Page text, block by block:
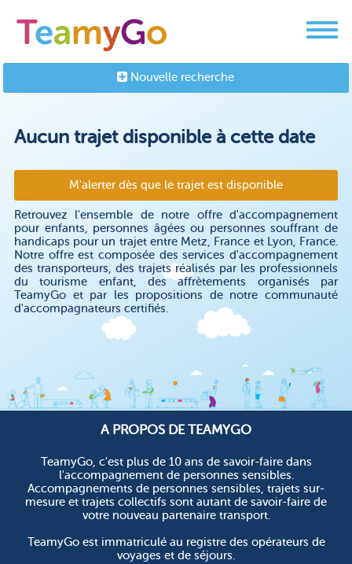
Nouvelle recherche
Aucun trajet disponible à cette date
M'alerter dès que le trajet est disponible
Retrouvez l'ensemble de notre offre d'accompagnement
pour enfants, personnes âgées ou personnes souffrant de
handicaps pour un trajet entre Metz, France et Lyon, France.
Notre offre est composée des services d'accompagnement
des transporteurs, des trajets réalisés par les professionnels
du tourisme enfant, des affrètements organisés par
TeamyGo et par les propositions de notre communauté
d'accompagnateurs certifiés.
A PROPOS DE TEAMYGO
TeamyGo, c'est plus de 10 ans de savoir-faire dans
l'accompagnement de personnes sensibles.
Accompagnements de personnes sensibles, trajets sur-
mesure et trajets collectifs sont autant de savoir-faire de
votre nouveau partenaire transport.
TeamyGo est immatriculé au registre des opérateurs de
voyages et de séjours.